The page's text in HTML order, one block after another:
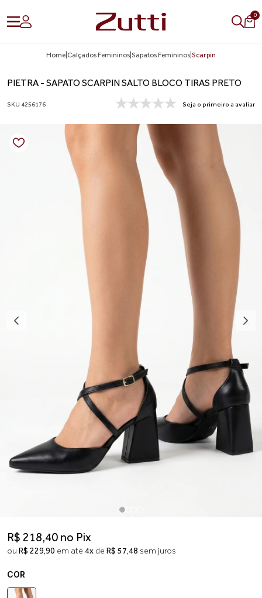
0
Home Calçados Femininos Sapatos Femininos Scarpin
PIETRA - SAPATO SCARPIN SALTO BLOCO TIRAS PRETO
SKU 4256176 Seja o primeiro a avaliar
R$ 218,40 no Pix
ou R$ 229,90 em até 4x de R$ 57,48 sem juros
COR